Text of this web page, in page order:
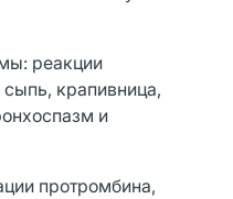
реакции
сыпь, крапивница,
и
протромбина,